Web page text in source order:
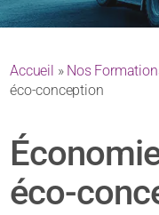
Accueil » Nos
éco-conception
éco-